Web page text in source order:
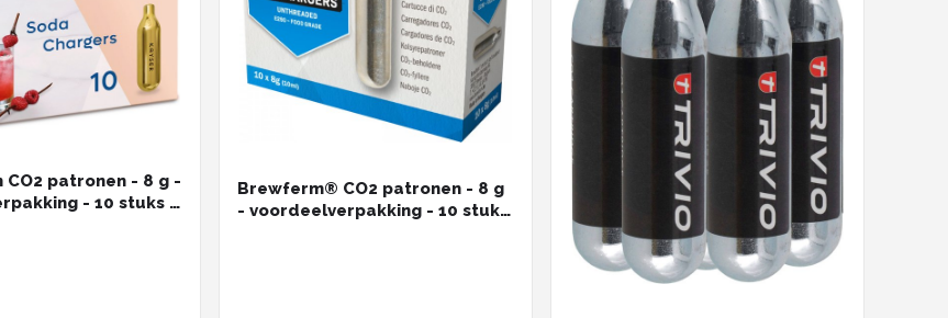
CO2 patronen - 8 g -
- 10 stuks -
Brewferm® CO2 patronen - 8 g
- voordeelverpakking - 10 stuks